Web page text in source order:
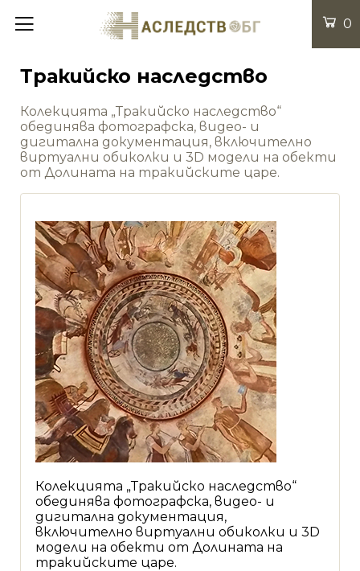
Тракийско наследство
Колекцията „Тракийско наследство“
обединява фотографска, видео- и
дигитална документация, включително
виртуални обиколки и 3D модели на обекти
от Долината на тракийските царе.
Колекцията „Тракийско наследство“
обединява фотографска, видео- и
дигитална документация,
включително виртуални обиколки и 3D
модели на обекти от Долината на
тракийските царе.
0